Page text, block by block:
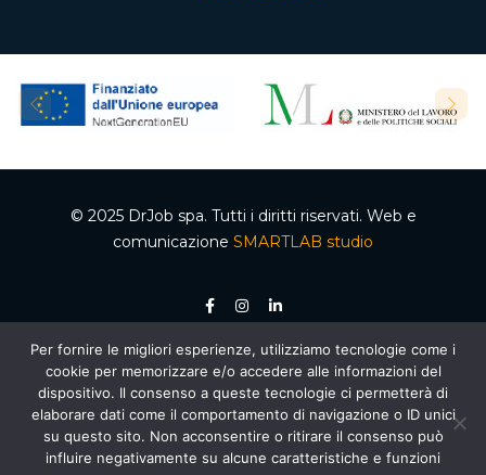
© 2025 DrJob spa. Tutti i diritti riservati. Web e
comunicazione SMARTLAB studio
P.IVA 04502150610 – Codice REA 332192 – Capitale sociale €50.000,00 i.v.
Ente accreditato dalla Regione Campania per le attività di formazione e
orientamento, decreto n. 2 del 05.012020, cod. organismo 03200/12/20. Agenzia per il
lavoro autorizzata dal Ministero del Lavoro e delle Politiche Sociali – Sezione 4
(Ricerca e selezione del personale) – AUT. MIN. PROT. R.0000159.30.11.2020 – Piano
Nazionale di Ripresa e Resilienza (PNRR)
, Missione 5 “Inclusione e coesione”,
Componente 1 “Politiche per il Lavoro”, Riforma 1.1 “Politiche Attive del Lavoro e
Formazione”, finanziato dall’Unione Europea – Next Generation EU
Per fornire le migliori esperienze, utilizziamo tecnologie come i
cookie per memorizzare e/o accedere alle informazioni del
dispositivo. Il consenso a queste tecnologie ci permetterà di
elaborare dati come il comportamento di navigazione o ID unici
su questo sito. Non acconsentire o ritirare il consenso può
influire negativamente su alcune caratteristiche e funzioni